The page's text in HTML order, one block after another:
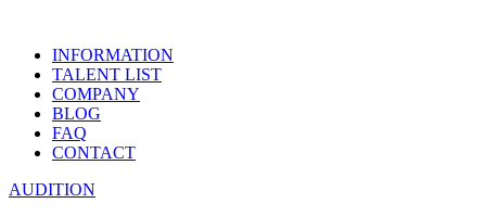
INFORMATION
TALENT LIST
COMPANY
BLOG
FAQ
CONTACT
AUDITION